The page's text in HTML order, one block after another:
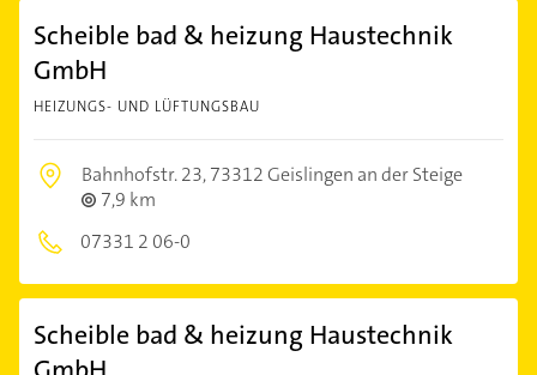
Scheible bad & heizung Haustechnik
GmbH
HEIZUNGS- UND LÜFTUNGSBAU
Bahnhofstr. 23,73312 Geislingen an der Steige
7,9 km
07331 2 06-0
Scheible bad & heizung Haustechnik